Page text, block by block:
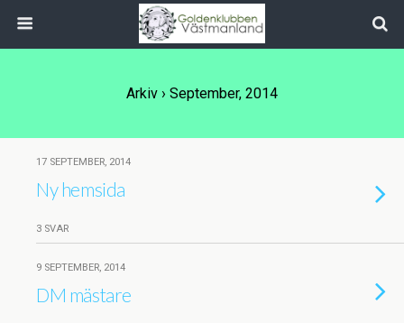
Arkiv › September, 2014
17 SEPTEMBER, 2014
Ny hemsida
3 SVAR
9 SEPTEMBER, 2014
DM mästare